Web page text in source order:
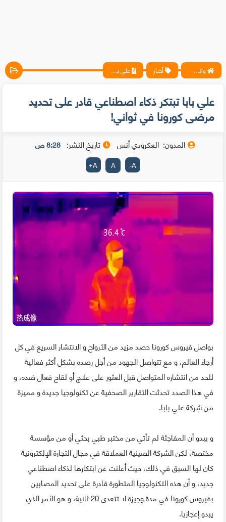
واتس آب ، فيسبوك ، أنترنت ، شروحات تقنية حصرية - المحترف أخبار علي بابا تبتكر ذكاء اصطناعي قادر على تحديد مرضى كورونا في ثواني!
علي بابا تبتكر ذكاء اصطناعي قادر على تحديد
مرضى كورونا في ثواني!
المدون: العكرودي أنس تاريخ النشر: 8:28 ص
A
-
A
A
+
بواصل فيروس كورونا حصد مزيد من الأرواح و الانتشار السريع في كل
أرجاء العالم، و مع تتواصل الجهود من أجل رصده بشكل أكثر فعالية
للحد من انتشاره المتواصل قبل العثور على علاج أو لقاح فعال ضده، و
في هذا الصدد تحدثت التقارير الصحفية عن تكنولوجيا جديدة و مميزة
من شركة علي بابا.
و يبدو أن المفاجئة لم تأتي من مختبر طبي بحثي أو من مؤسسة
مختصة، لكن الشركة الصينية العملاقة في مجال التجارة الإلكترونية
كان لها السبق في ذلك، حيث أعلنت عن ابتكارها لذكاء اصطناعي
جديد، و أن هذه التكنولوجيا المتطورة قادرة على تحديد المصابين
بفيروس كورونا في مدة وجيزة لا تتعدى 20 ثانية، و هو الأمر الذي
يبدو إعجازيا.